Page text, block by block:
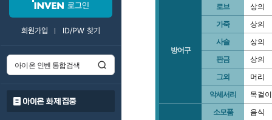
로그인
회원가입 ID/PW 찾기
아이온 화제 집중
방어구
로브 상의
가죽 상의
사슬 상의
판금 상의
그외 머리
악세서리 목걸이
소모품 음식